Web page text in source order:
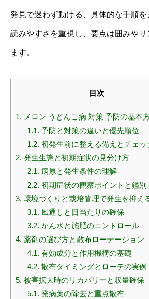
発見で迷わず動ける、具体的な手順を
読みやすさを重視し、要点は囲みや
ます。
目次
1. メロン うどんこ病 対策 予防の基本
1.1. 予防と対策の違いと優先順位
1.2. 初発生前に整える備えとチェッ
2. 発生生態と初期症状の見分け方
2.1. 病原と発生条件の理解
2.2. 初期症状の観察ポイントと鑑別
3. 環境づくりと栽培管理で発生を抑え
3.1. 風通しと日当たりの確保
3.2. かん水と施肥のコントロール
4. 薬剤の選び方と散布ローテーション
4.1. 有効成分と作用機構の基礎
4.2. 散布タイミングとローテの実例
5. 被害拡大時のリカバリーと収量確保
5.1. 発病葉の除去と重点散布